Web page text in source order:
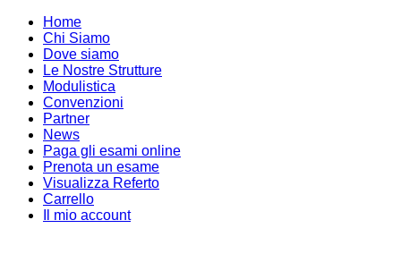
Home
Chi Siamo
Dove siamo
Le Nostre Strutture
Modulistica
Convenzioni
Partner
News
Paga gli esami online
Prenota un esame
Visualizza Referto
Carrello
Il mio account